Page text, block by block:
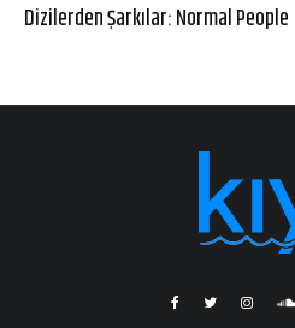
Dizilerden Şarkılar: Normal People